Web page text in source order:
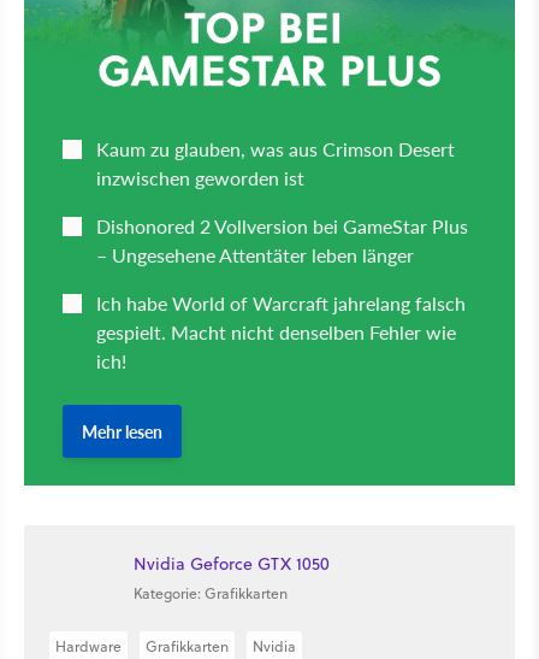
Nvidia Geforce GTX 1050
Kategorie: Grafikkarten
Hardware Grafikkarten Nvidia